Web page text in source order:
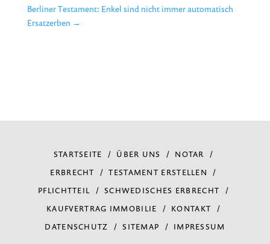
Berliner Testament: Enkel sind nicht immer automatisch
Ersatzerben →
STARTSEITE ÜBER UNS
NOTAR
ERBRECHT
TESTAMENT ERSTELLEN
PFLICHTTEIL
SCHWEDISCHES ERBRECHT
KAUFVERTRAG IMMOBILIE
KONTAKT
DATENSCHUTZ
SITEMAP IMPRESSUM